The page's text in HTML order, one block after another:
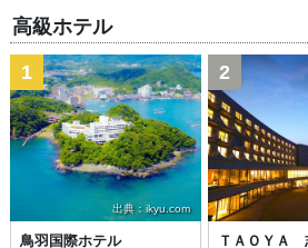
高級ホテル
出典：ikyu.com
1
鳥羽国際ホテル
2
ＴＡＯＹＡ